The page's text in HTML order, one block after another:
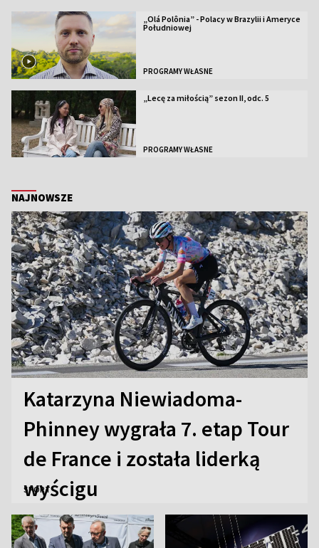
„Olá Polônia” - Polacy w Brazylii i Ameryce
Południowej
PROGRAMY WŁASNE
„Lecę za miłością” sezon II, odc. 5
PROGRAMY WŁASNE
NAJNOWSZE
Katarzyna Niewiadoma-
Phinney wygrała 7. etap Tour
de France i została liderką
wyścigu
SPORT